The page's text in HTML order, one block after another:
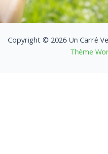
Copyright © 2026 Un Carré
Thème